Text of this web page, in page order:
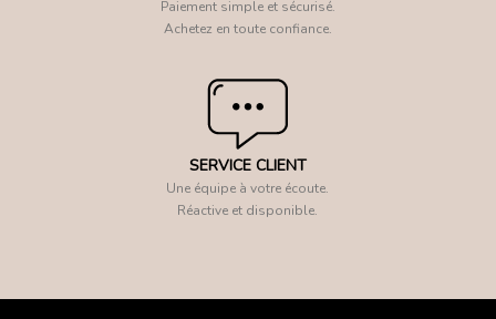
Paiement simple et sécurisé.
Achetez en toute confiance.
SERVICE CLIENT
Une équipe à votre écoute.
Réactive et disponible.